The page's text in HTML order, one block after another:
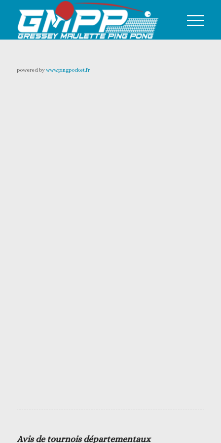
powered bywww.pingpocket.fr
Avis de tournois départementaux